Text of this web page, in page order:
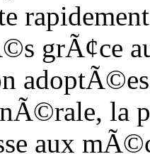
grÃ¢ce
adoptÃ©es
la
aux